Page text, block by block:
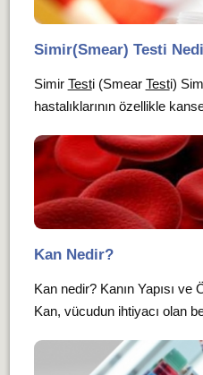
Simir(Smear) Testi
Simir Testi (Smear Testi)
hastalıklarının özellikle
Kan Nedir?
Kan nedir? Kanın Yapısı ve
Kan, vücudun ihtiyacı olan